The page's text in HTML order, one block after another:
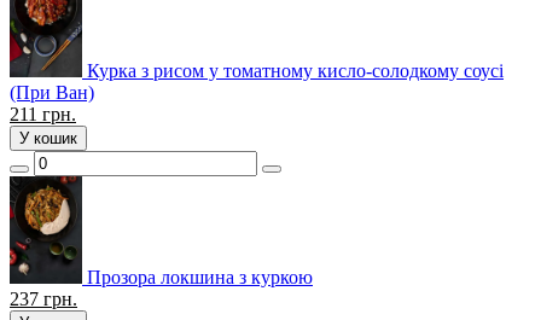
Курка з рисом у томатному кисло-солодкому соусі
(При Ван)
211 грн.
У кошик
Прозора локшина з куркою
237 грн.